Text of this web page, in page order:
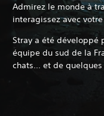
Admirez le monde à
interagissez avec
Stray a été développé
équipe du sud de la
chats... et de